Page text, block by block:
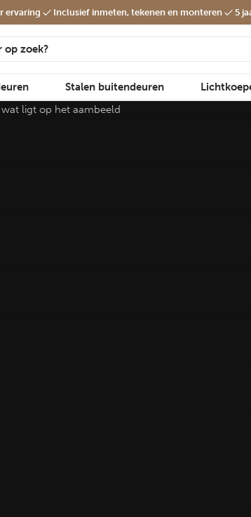
ervaring Inclusief inmeten, tekenen en monteren 5
Stalen buitendeuren